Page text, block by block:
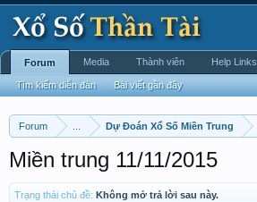
Forum Dự Đoán Xổ Số Miền Trung
Miền trung 11/11/2015
Trạng thái chủ đề: Không mở trả lời sau này.
Forum
Tìm kiếm diễn đàn Bài viết gần đây
Media Thành viên Help Links